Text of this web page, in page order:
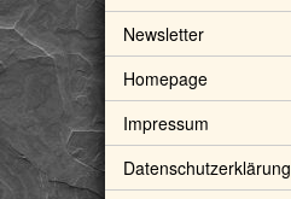
Newsletter
Homepage
Impressum
Datenschutzerklärung